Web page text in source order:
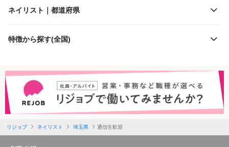
勤務体制
特徴
必要経験
首都圏新都市鉄道
埼玉新都市交通
ネイリスト｜都道府県
特徴から探す(全国)
リジョブ ネイリスト 埼玉県 通信生歓迎